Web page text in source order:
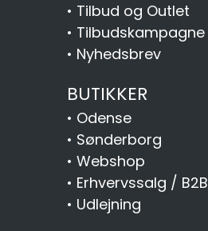
• Tilbud og Outlet
• Tilbudskampagne
• Nyhedsbrev
BUTIKKER
• Odense
• Sønderborg
• Webshop
• Erhvervssalg / B2B
• Udlejning